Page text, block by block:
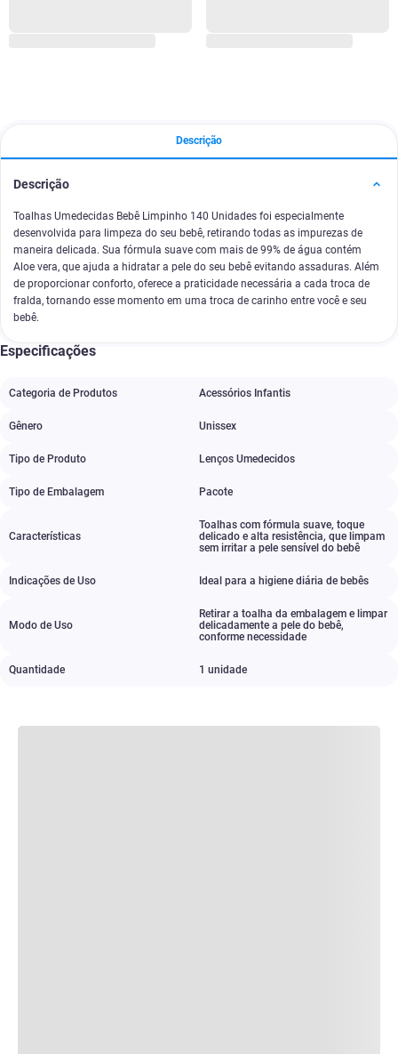
Descrição
Descrição
Toalhas Umedecidas Bebê Limpinho 140 Unidades foi especialmente
desenvolvida para limpeza do seu bebê, retirando todas as impurezas de
maneira delicada. Sua fórmula suave com mais de 99% de água contém
Aloe vera, que ajuda a hidratar a pele do seu bebê evitando assaduras. Além
de proporcionar conforto, oferece a praticidade necessária a cada troca de
fralda, tornando esse momento em uma troca de carinho entre você e seu
bebê.
Especificações
Categoria de Produtos Acessórios Infantis
Gênero Unissex
Tipo de Produto Lenços Umedecidos
Tipo de Embalagem Pacote
Características
Toalhas com fórmula suave, toque
delicado e alta resistência, que limpam
sem irritar a pele sensível do bebê
Indicações de Uso Ideal para a higiene diária de bebês
Modo de Uso
Retirar a toalha da embalagem e limpar
delicadamente a pele do bebê,
conforme necessidade
Quantidade 1 unidade